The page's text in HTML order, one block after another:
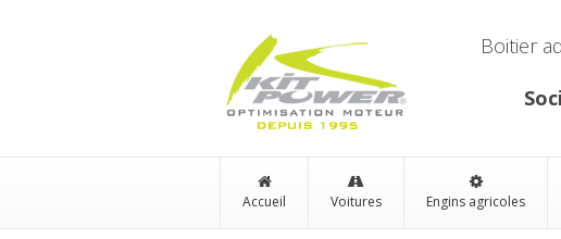
Boitier
Accueil Voitures Engins agricoles